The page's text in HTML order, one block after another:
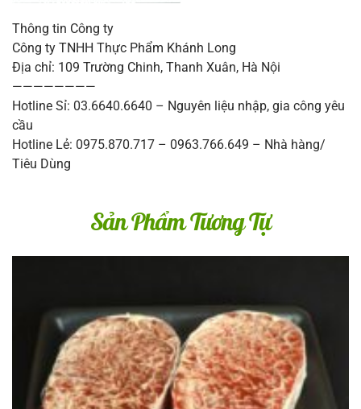
Thông tin Công ty
Công ty TNHH Thực Phẩm Khánh Long
Địa chỉ: 109 Trường Chinh, Thanh Xuân, Hà Nội
————————
Hotline Sỉ: 03.6640.6640 – Nguyên liệu nhập, gia công yêu
cầu
Hotline Lẻ: 0975.870.717 – 0963.766.649 – Nhà hàng/
Tiêu Dùng
Sản Phẩm Tương Tự